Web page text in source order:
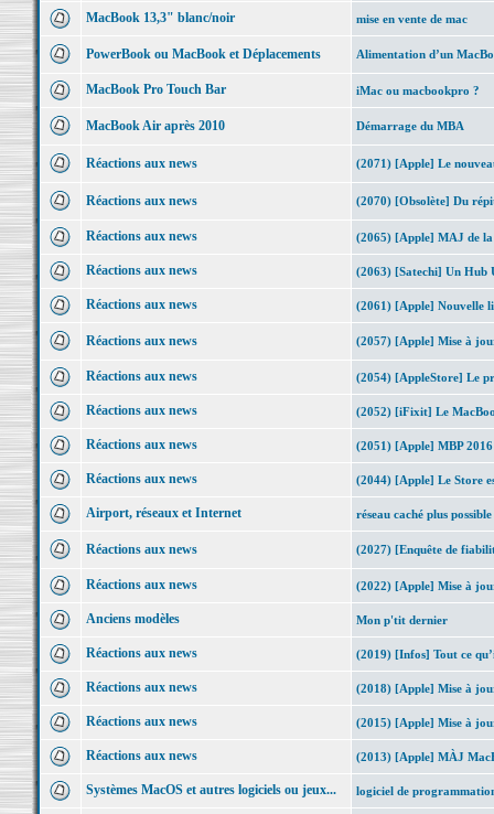
MacBook 13,3" blanc/noir mise en vente de mac
PowerBook ou MacBook et Déplacements Alimentation d’un
MacBook Pro Touch Bar iMac ou macbookpro ?
MacBook Air après 2010 Démarrage du MBA
Réactions aux news (2071) [Apple] Le
Réactions aux news (2070) [Obsolète] Du
Réactions aux news (2065) [Apple] MAJ de
Réactions aux news (2063) [Satechi] Un Hub
Réactions aux news (2061) [Apple] Nouvelle
Réactions aux news (2057) [Apple] Mise à
Réactions aux news (2054) [AppleStore] Le
Réactions aux news (2052) [iFixit] Le
Réactions aux news (2051) [Apple] MBP
Réactions aux news (2044) [Apple] Le Store
Airport, réseaux et Internet réseau caché plus
Réactions aux news (2027) [Enquête de
Réactions aux news (2022) [Apple] Mise à
Anciens modèles Mon p'tit dernier
Réactions aux news (2019) [Infos] Tout ce
Réactions aux news (2018) [Apple] Mise à
Réactions aux news (2015) [Apple] Mise à
Réactions aux news (2013) [Apple] MÀJ
Systèmes MacOS et autres logiciels ou jeux... logiciel de